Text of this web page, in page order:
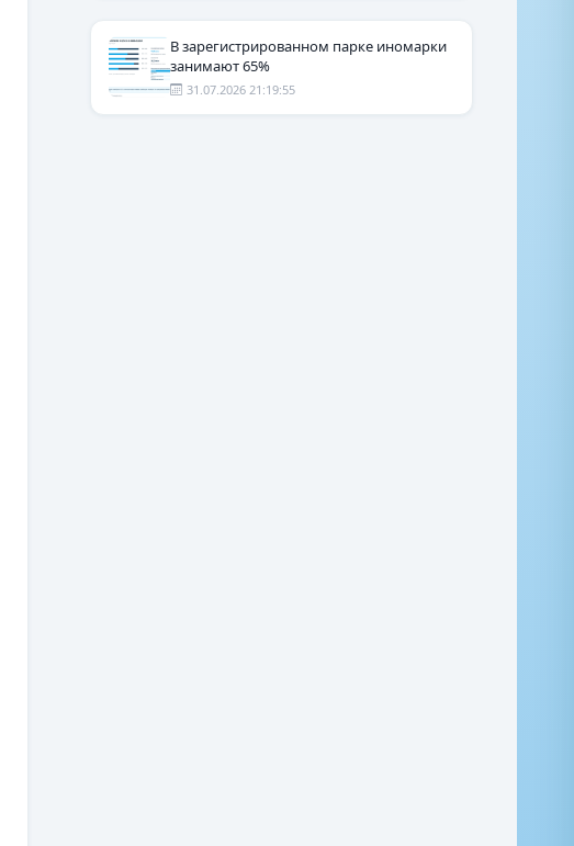
В зарегистрированном парке иномарки
занимают 65%
31.07.2026 21:19:55